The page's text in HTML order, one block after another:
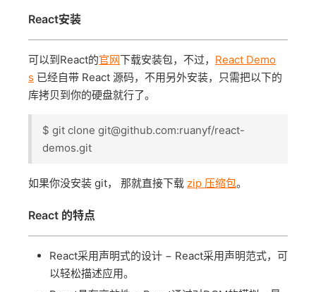
React安装
可以到React的官网下载安装包，不过， React Demo
s 已经自带 React 源码，不用另外安装，只需把以下的
库拷贝到你的硬盘就行了。
$ git clone git@github.com:ruanyf/react-
demos.git
如果你没安装 git， 那就直接下载 zip 压缩包。
React 的特点
React采用声明式的设计 − React采用声明范式，可
以轻松描述应用。